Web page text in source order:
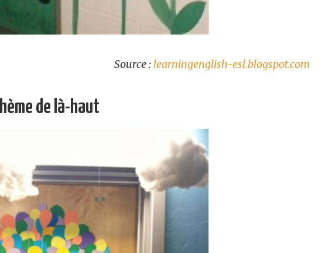
Source : learningenglish-esl.blogspot.com
de là-haut